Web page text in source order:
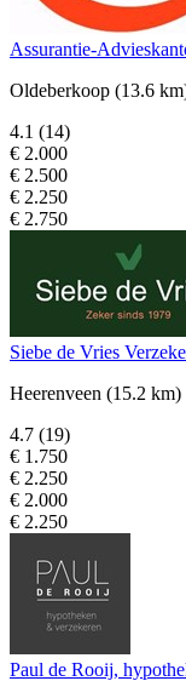
Assurantie-
Oldeberkoop (13.6
4.1 (14)
€ 2.000
€ 2.500
€ 2.250
€ 2.750
Siebe de Vries
Heerenveen (15.2 km)
4.7 (19)
€ 1.750
€ 2.250
€ 2.000
€ 2.250
Paul de Rooij,